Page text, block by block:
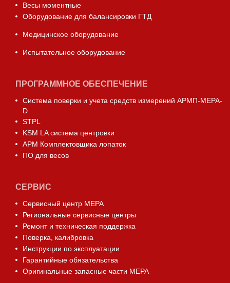
Весы моментные
Оборудование для балансировки ГТД
Медицинское оборудование
Испытательное оборудование
ПРОГРАММНОЕ ОБЕСПЕЧЕНИЕ
Система поверки и учета средств измерений АРМП-МЕРА-
D
STPL
KSM LA система центровки
АРМ Комплектовщика лопаток
ПО для весов
СЕРВИС
Сервисный центр МЕРА
Региональные сервисные центры
Ремонт и техническая поддержка
Поверка, калибровка
Инструкции по эксплуатации
Гарантийные обязательства
Оригинальные запасные части МЕРА